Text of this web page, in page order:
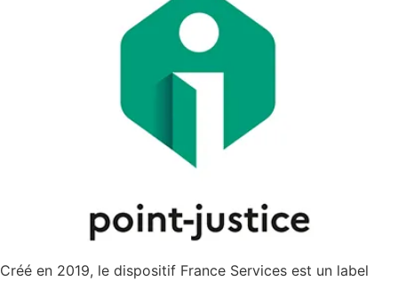
Créé en 2019, le dispositif France Services est un label